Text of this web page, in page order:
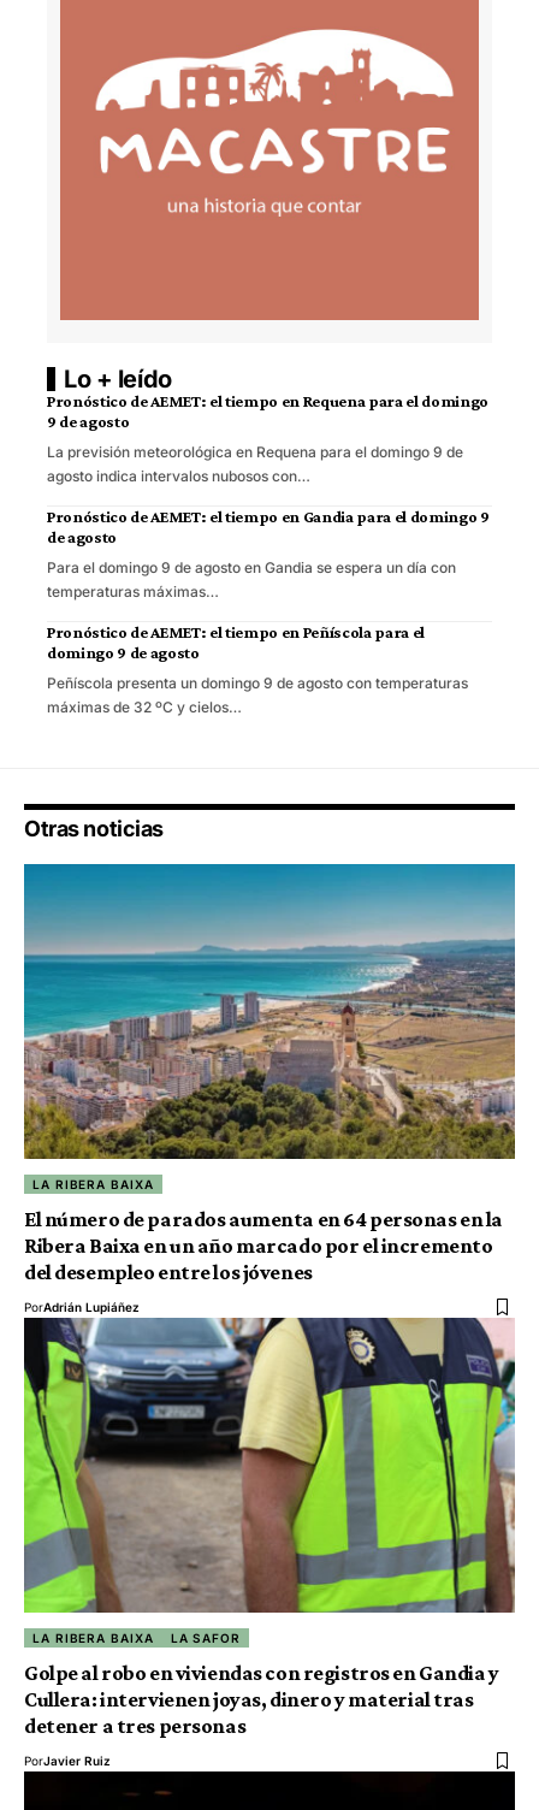
Lo + leído
Pronóstico de AEMET: el tiempo en Requena para el domingo
9 de agosto
La previsión meteorológica en Requena para el domingo 9 de
agosto indica intervalos nubosos con…
Pronóstico de AEMET: el tiempo en Gandia para el domingo 9
de agosto
Para el domingo 9 de agosto en Gandia se espera un día con
temperaturas máximas…
Pronóstico de AEMET: el tiempo en Peñíscola para el
domingo 9 de agosto
Peñíscola presenta un domingo 9 de agosto con temperaturas
máximas de 32 ºC y cielos…
Otras noticias
LA RIBERA BAIXA
El número de parados aumenta en 64 personas en la
Ribera Baixa en un año marcado por el incremento
del desempleo entre los jóvenes
PorAdrián Lupiáñez
LA RIBERA BAIXA LA SAFOR
Golpe al robo en viviendas con registros en Gandia y
Cullera: intervienen joyas, dinero y material tras
detener a tres personas
PorJavier Ruiz